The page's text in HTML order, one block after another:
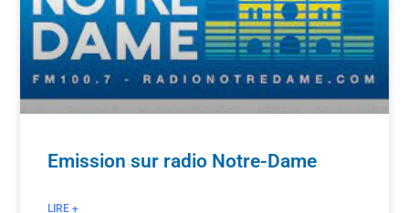
Emission sur radio Notre-Dame
LIRE +